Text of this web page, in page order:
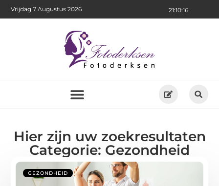
21:10:16
Vrijdag 7 Augustus 2026
Hier zijn uw zoekresultaten
Categorie: Gezondheid
GEZONDHEID